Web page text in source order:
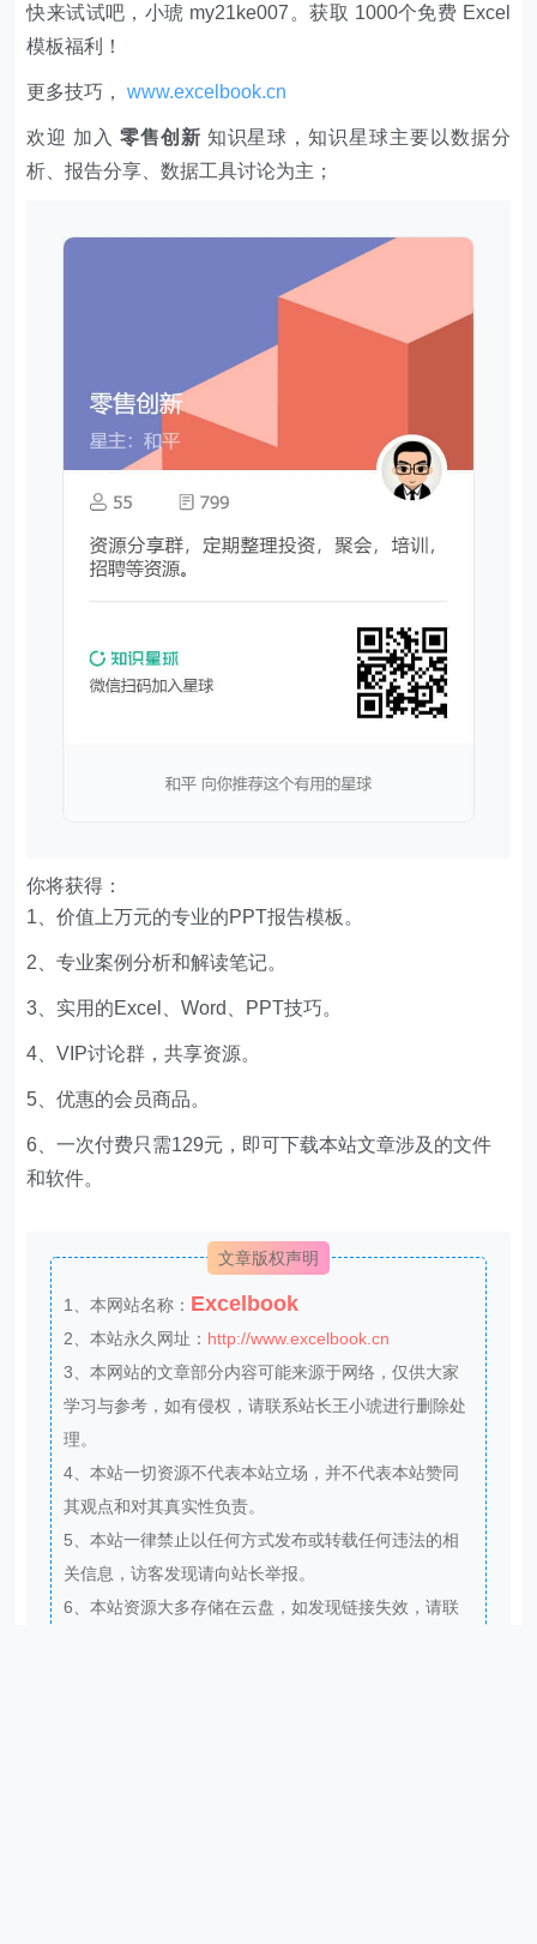
快来试试吧，小琥 my21ke007。获取 1000个免费 Excel
模板福利​​​​！
更多技巧，www.excelbook.cn
欢迎 加入 零售创新 知识星球，知识星球主要以数据分
析、报告分享、数据工具讨论为主；
你将获得：
1、价值上万元的专业的PPT报告模板。
2、专业案例分析和解读笔记。
3、实用的Excel、Word、PPT技巧。
4、VIP讨论群，共享资源。
5、优惠的会员商品。
6、一次付费只需129元，即可下载本站文章涉及的文件
和软件。
文章版权声明
1、本网站名称： Excelbook
2、本站永久网址： http://www.excelbook.cn
3、本网站的文章部分内容可能来源于网络，仅供大家
学习与参考，如有侵权，请联系站长王小琥进行删除处
理。
4、本站一切资源不代表本站立场，并不代表本站赞同
其观点和对其真实性负责。
5、本站一律禁止以任何方式发布或转载任何违法的相
关信息，访客发现请向站长举报。
6、本站资源大多存储在云盘，如发现链接失效，请联